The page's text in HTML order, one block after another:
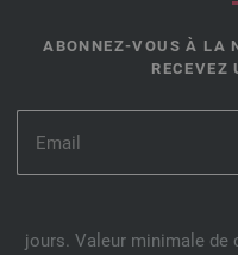
ABONNEZ-VOUS À LA
RECEVEZ
jours. Valeur minimale de